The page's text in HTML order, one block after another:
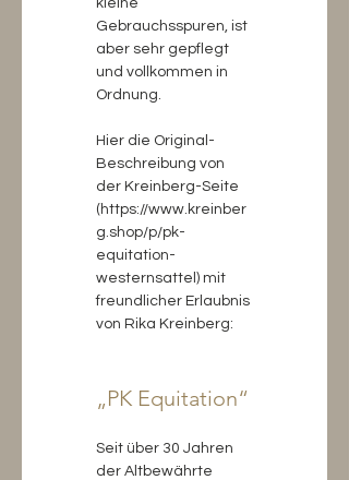
kleine
Gebrauchsspuren, ist
aber sehr gepflegt
und vollkommen in
Ordnung.
Hier die Original-
Beschreibung von
der Kreinberg-Seite
(https://www.kreinber
g.shop/p/pk-
equitation-
westernsattel) mit
freundlicher Erlaubnis
von Rika Kreinberg:
„PK Equitation“
Seit über 30 Jahren
der Altbewährte